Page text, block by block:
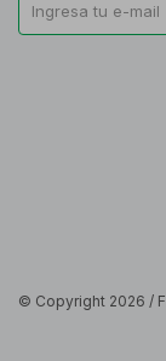
© Copyright 2026 /